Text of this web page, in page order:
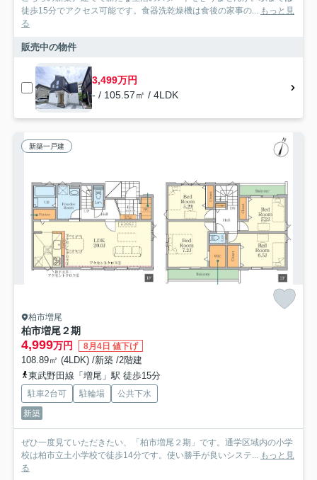
徒歩15分でアクセス可能です。食器洗乾燥機は食後の家事の... もっと見
る
販売中の物件
3,499万円
- / 105.57㎡ / 4LDK
新築一戸建
柏市増尾
柏市増尾２期
4,999万円 8月4日 値下げ
108.89㎡ (4LDK) /新築 /2階建
東武野田線「増尾」駅 徒歩15分
駐車2台可 駐輪場
公共下水
新築
ぜひ一度見ていただきたい、「柏市増尾２期」です。通学区域内の小学
校は柏市立土小学校で徒歩14分です。使い勝手が良いシステ... もっと見
る